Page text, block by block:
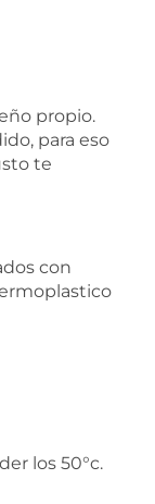
propio.
para eso
te
con
los 50°c.